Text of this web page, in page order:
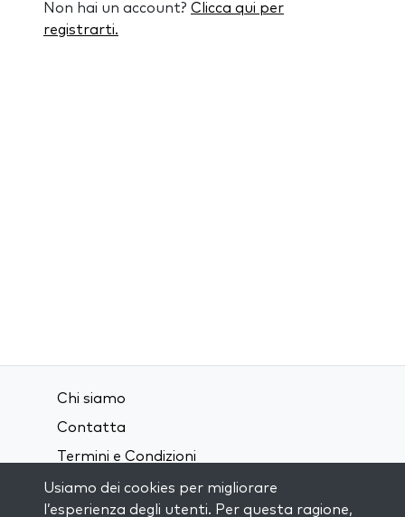
Non hai un account? Clicca qui per
registrarti.
Chi siamo
Contatta
Termini e Condizioni
Privacy Policy
Usiamo dei cookies per migliorare
l’esperienza degli utenti. Per questa ragione,